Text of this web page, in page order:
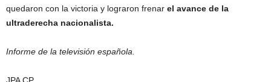
quedaron con la victoria y lograron frenar el avance de la
ultraderecha nacionalista.
Informe de la televisión española.